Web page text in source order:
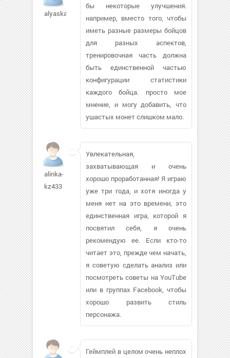
alyaska129969
бы некоторые улучшения.
например, вместо того, чтобы
иметь разные размеры бойцов
для разных аспектов,
тренировочная часть должна
быть единственной частью
конфигурации статистики
каждого бойца. просто мое
мнение, и могу добавить, что
ушастых монет слишком мало.
alinka-
kz433
Увлекательная,
захватывающая и очень
хорошо проработанная! Я играю
уже три года, и хотя иногда у
меня нет на это времени, это
единственная игра, которой я
посвятил себя, я очень
рекомендую ее. Если кто-то
читает это, прежде чем начать,
я советую сделать анализ или
посмотреть советы на YouTube
или в группах Facebook, чтобы
хорошо развить стиль
персонажа.
Геймплей в целом очень неплох